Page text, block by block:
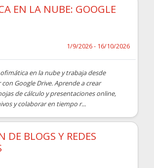
EN LA NUBE: GOOGLE
1/9/2026 - 16/10/2026
en la nube y trabaja desde
Google Drive. Aprende a crear
de cálculo y presentaciones online,
y colaborar en tiempo r...
DE BLOGS Y REDES